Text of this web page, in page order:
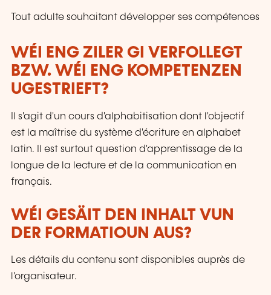
Tout adulte souhaitant développer ses compétences
WÉI ENG ZILER GI VERFOLLEGT
BZW. WÉI ENG KOMPETENZEN
UGESTRIEFT?
Il s'agit d'un cours d'alphabitisation dont l'objectif
est la maîtrise du système d'écriture en alphabet
latin. Il est surtout question d'apprentissage de la
longue de la lecture et de la communication en
français.
WÉI GESÄIT DEN INHALT VUN
DER FORMATIOUN AUS?
Les détails du contenu sont disponibles auprès de
l'organisateur.